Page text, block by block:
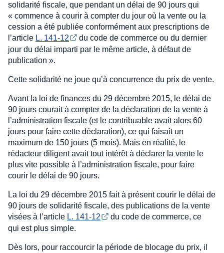
solidarité fiscale, que pendant un délai de 90 jours qui
« commence à courir à compter du jour où la vente ou la
cession a été publiée conformément aux prescriptions de
l’article L. 141-12
du code de commerce ou du dernier
jour du délai imparti par le même article, à défaut de
publication ».
Cette solidarité ne joue qu’à concurrence du prix de vente.
Avant la loi de finances du 29 décembre 2015, le délai de
90 jours courait à compter de la déclaration de la vente à
l’administration fiscale (et le contribuable avait alors 60
jours pour faire cette déclaration), ce qui faisait un
maximum de 150 jours (5 mois). Mais en réalité, le
rédacteur diligent avait tout intérêt à déclarer la vente le
plus vite possible à l’administration fiscale, pour faire
courir le délai de 90 jours.
La loi du 29 décembre 2015 fait à présent courir le délai de
90 jours de solidarité fiscale, des publications de la vente
visées à l’article L. 141-12
du code de commerce, ce
qui est plus simple.
Dès lors, pour raccourcir la période de blocage du prix, il